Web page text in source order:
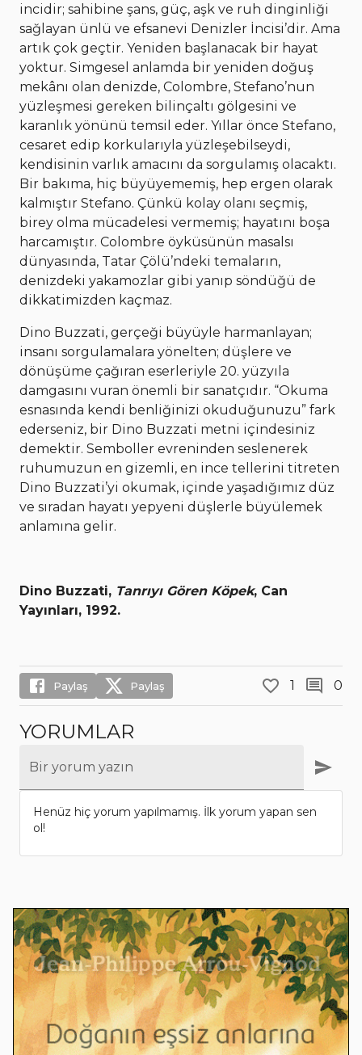
incidir; sahibine şans, güç, aşk ve ruh dinginliği
sağlayan ünlü ve efsanevi Denizler İncisi’dir. Ama
artık çok geçtir. Yeniden başlanacak bir hayat
yoktur. Simgesel anlamda bir yeniden doğuş
mekânı olan denizde, Colombre, Stefano’nun
yüzleşmesi gereken bilinçaltı gölgesini ve
karanlık yönünü temsil eder. Yıllar önce Stefano,
cesaret edip korkularıyla yüzleşebilseydi,
kendisinin varlık amacını da sorgulamış olacaktı.
Bir bakıma, hiç büyüyememiş, hep ergen olarak
kalmıştır Stefano. Çünkü kolay olanı seçmiş,
birey olma mücadelesi vermemiş; hayatını boşa
harcamıştır. Colombre öyküsünün masalsı
dünyasında, Tatar Çölü’ndeki temaların,
denizdeki yakamozlar gibi yanıp söndüğü de
dikkatimizden kaçmaz.
Dino Buzzati, gerçeği büyüyle harmanlayan;
insanı sorgulamalara yönelten; düşlere ve
dönüşüme çağıran eserleriyle 20. yüzyıla
damgasını vuran önemli bir sanatçıdır. “Okuma
esnasında kendi benliğinizi okuduğunuzu” fark
ederseniz, bir Dino Buzzati metni içindesiniz
demektir. Semboller evreninden seslenerek
ruhumuzun en gizemli, en ince tellerini titreten
Dino Buzzati’yi okumak, içinde yaşadığımız düz
ve sıradan hayatı yepyeni düşlerle büyülemek
anlamına gelir.
Dino Buzzati, Tanrıyı Gören Köpek, Can
Yayınları, 1992.
Paylaş Paylaş 1 0
YORUMLAR
Bir yorum yazın
Henüz hiç yorum yapılmamış. İlk yorum yapan sen
ol!